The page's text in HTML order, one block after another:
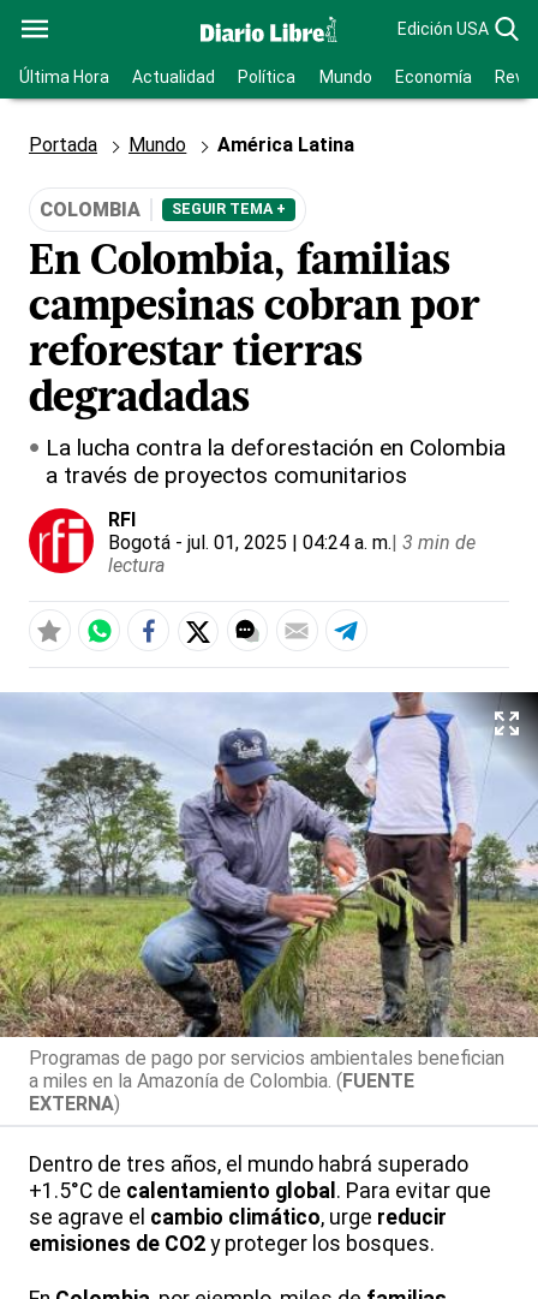
Edición USA
Última Hora Actualidad Política Mundo Economía
Portada Mundo América Latina
COLOMBIA SEGUIR TEMA +
En Colombia, familias
campesinas cobran por
reforestar tierras
degradadas
La lucha contra la deforestación en Colombia
a través de proyectos comunitarios
RFI
Bogotá - jul. 01, 2025 | 04:24 a. m.| 3 min de
lectura
Programas de pago por servicios ambientales benefician
a miles en la Amazonía de Colombia. (FUENTE
EXTERNA)
Dentro de tres años, el mundo habrá superado
+1.5°C de calentamiento global . Para evitar que
se agrave el cambio climático, urge reducir
emisiones de CO2 y proteger los bosques.